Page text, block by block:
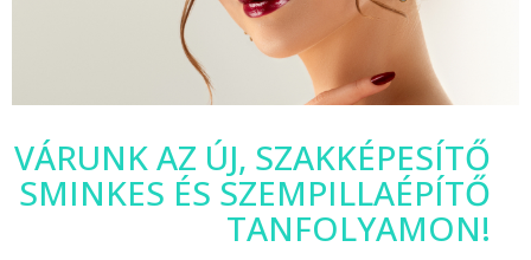
VÁRUNK AZ ÚJ, SZAKKÉPESÍTŐ
SMINKES ÉS SZEMPILLAÉPÍTŐ
TANFOLYAMON!